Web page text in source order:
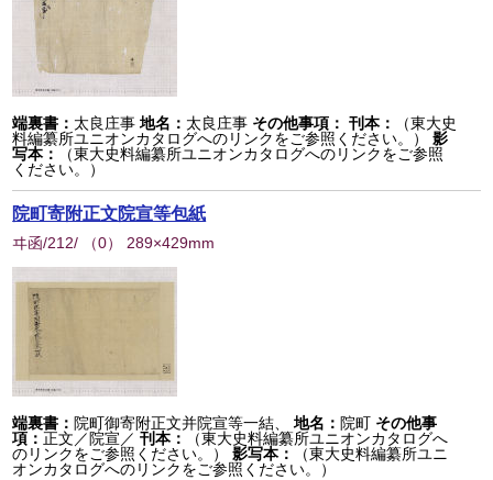
端裏書： 太良庄事 地名： 太良庄事 その他事項： 刊本：
（東大史
料編纂所ユニオンカタログへのリンクをご参照ください。）
影
写本：
（東大史料編纂所ユニオンカタログへのリンクをご参照
ください。）
院町寄附正文院宣等包紙
ヰ函/212/ （0） 289×429mm
端裏書： 院町御寄附正文并院宣等一結、 地名： 院町 その他事
項：正文／院宣／刊本：
（東大史料編纂所ユニオンカタログへ
のリンクをご参照ください。）
影写本：
（東大史料編纂所ユニ
オンカタログへのリンクをご参照ください。）